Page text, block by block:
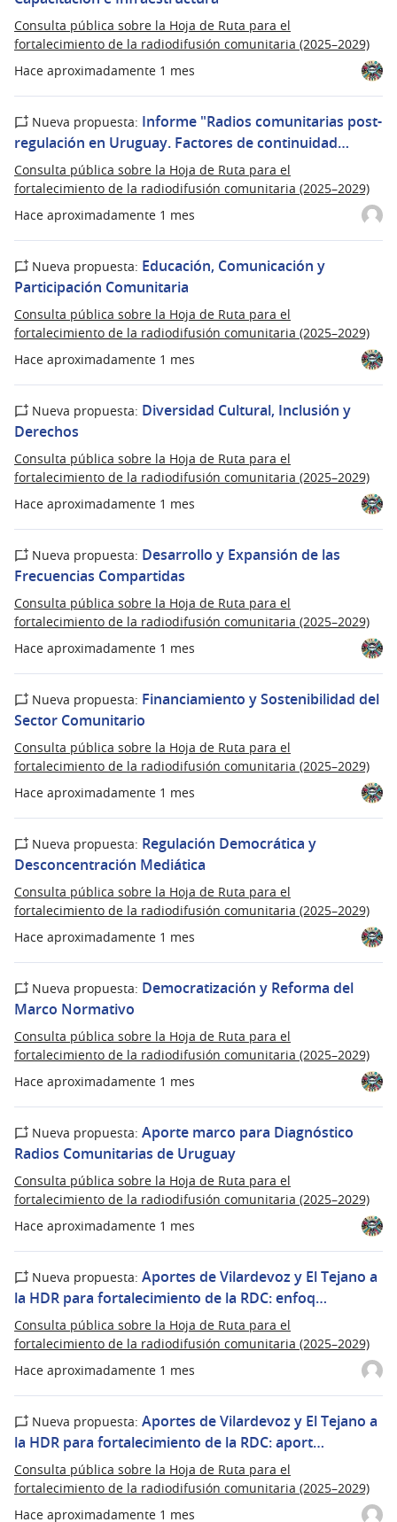
Hace aproximadamente 1 mes
Consulta pública sobre la Hoja de Ruta para el
fortalecimiento de la radiodifusión comunitaria (2025–2029)
Hace aproximadamente 1 mes
Nueva propuesta: Informe "Radios comunitarias post-
regulación en Uruguay. Factores de continuidad…
Consulta pública sobre la Hoja de Ruta para el
fortalecimiento de la radiodifusión comunitaria (2025–2029)
Hace aproximadamente 1 mes
Nueva propuesta: Educación, Comunicación y
Participación Comunitaria
Consulta pública sobre la Hoja de Ruta para el
fortalecimiento de la radiodifusión comunitaria (2025–2029)
Hace aproximadamente 1 mes
Nueva propuesta: Diversidad Cultural, Inclusión y
Derechos
Consulta pública sobre la Hoja de Ruta para el
fortalecimiento de la radiodifusión comunitaria (2025–2029)
Hace aproximadamente 1 mes
Nueva propuesta: Desarrollo y Expansión de las
Frecuencias Compartidas
Consulta pública sobre la Hoja de Ruta para el
fortalecimiento de la radiodifusión comunitaria (2025–2029)
Hace aproximadamente 1 mes
Nueva propuesta: Financiamiento y Sostenibilidad del
Sector Comunitario
Consulta pública sobre la Hoja de Ruta para el
fortalecimiento de la radiodifusión comunitaria (2025–2029)
Hace aproximadamente 1 mes
Nueva propuesta: Regulación Democrática y
Desconcentración Mediática
Consulta pública sobre la Hoja de Ruta para el
fortalecimiento de la radiodifusión comunitaria (2025–2029)
Hace aproximadamente 1 mes
Nueva propuesta: Democratización y Reforma del
Marco Normativo
Consulta pública sobre la Hoja de Ruta para el
fortalecimiento de la radiodifusión comunitaria (2025–2029)
Hace aproximadamente 1 mes
Nueva propuesta: Aporte marco para Diagnóstico
Radios Comunitarias de Uruguay
Consulta pública sobre la Hoja de Ruta para el
fortalecimiento de la radiodifusión comunitaria (2025–2029)
Hace aproximadamente 1 mes
Nueva propuesta: Aportes de Vilardevoz y El Tejano a
la HDR para fortalecimiento de la RDC: enfoq…
Consulta pública sobre la Hoja de Ruta para el
fortalecimiento de la radiodifusión comunitaria (2025–2029)
Hace aproximadamente 1 mes
Nueva propuesta: Aportes de Vilardevoz y El Tejano a
la HDR para fortalecimiento de la RDC: aport…
Consulta pública sobre la Hoja de Ruta para el
fortalecimiento de la radiodifusión comunitaria (2025–2029)